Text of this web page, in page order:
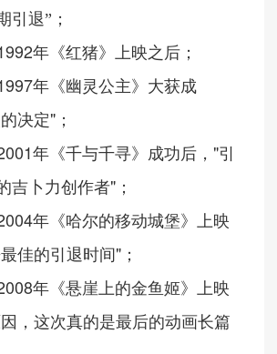
引退” ；
年《红猪》上映之后；
年《幽灵公主》大获成
决定" ；
年《千与千寻》成功后， "引
吉卜力创作者" ；
年《哈尔的移动城堡》上映
佳的引退时间" ；
年《悬崖上的金鱼姬》上映
，这次真的是最后的动画长篇